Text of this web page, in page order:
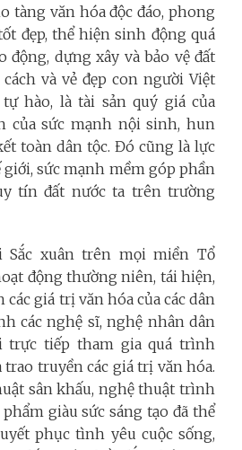
tàng văn hóa độc đáo, phong
đẹp, thể hiện sinh động quá
dựng xây và bảo vệ đất
và vẻ đẹp con người Việt
hào, là tài sản quý giá của
của sức mạnh nội sinh, hun
toàn dân tộc. Đó cũng là lực
sức mạnh mềm góp phần
tín đất nước ta trên trường
Sắc xuân trên mọi miền Tổ
động thường niên, tái hiện,
giá trị văn hóa của các dân
các nghệ sĩ, nghệ nhân dân
trực tiếp tham gia quá trình
truyền các giá trị văn hóa.
sân khấu, nghệ thuật trình
giàu sức sáng tạo đã thể
phục tình yêu cuộc sống,